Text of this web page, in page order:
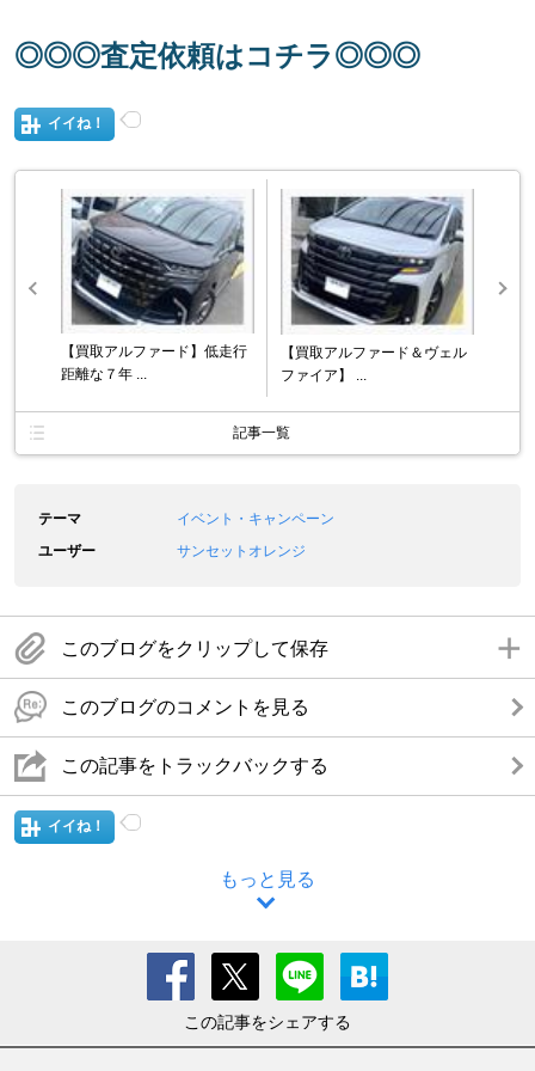
◎◎◎査定依頼はコチラ◎◎◎
イイね！
【買取アルファード】低走行
距離な７年 ...
【買取アルファード＆ヴェル
ファイア】 ...
記事一覧
テーマ
イベント・キャンペーン
ユーザー
サンセットオレンジ
このブログをクリップして保存
このブログのコメントを見る
この記事をトラックバックする
イイね！
もっと見る
この記事をシェアする